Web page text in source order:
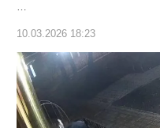
…
10.03.2026 18:23